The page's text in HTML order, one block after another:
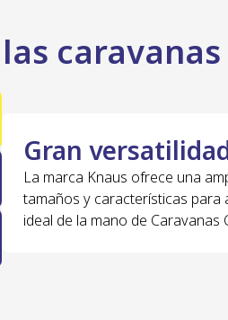
Gran
La marca Knaus ofrece una
tamaños y características para
ideal de la mano de Caravanas